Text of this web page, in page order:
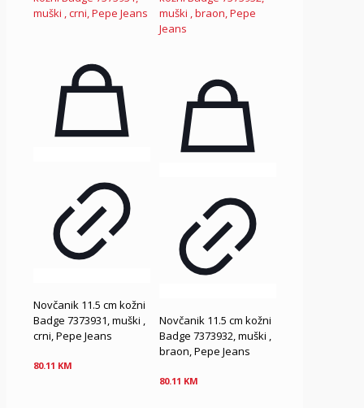
Novčanik 11.5 cm kožni
Badge 7373931, muški ,
crni, Pepe Jeans
80.11 KM
Novčanik 11.5 cm kožni
Badge 7373932, muški ,
braon, Pepe Jeans
80.11 KM